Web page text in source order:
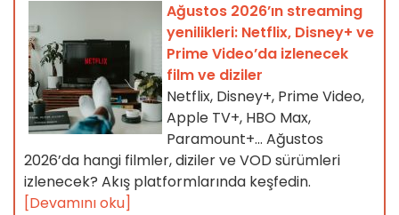
Ağustos 2026’ın streaming
yenilikleri: Netflix, Disney+ ve
Prime Video’da izlenecek
film ve diziler
Netflix, Disney+, Prime Video,
Apple TV+, HBO Max,
Paramount+… Ağustos
2026’da hangi filmler, diziler ve VOD sürümleri
izlenecek? Akış platformlarında keşfedin.
[Devamını oku]